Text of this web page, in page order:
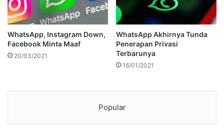
WhatsApp, Instagram Down,
Facebook Minta Maaf
20/03/2021
WhatsApp Akhirnya Tunda
Penerapan Privasi
Terbarunya
16/01/2021
Popular